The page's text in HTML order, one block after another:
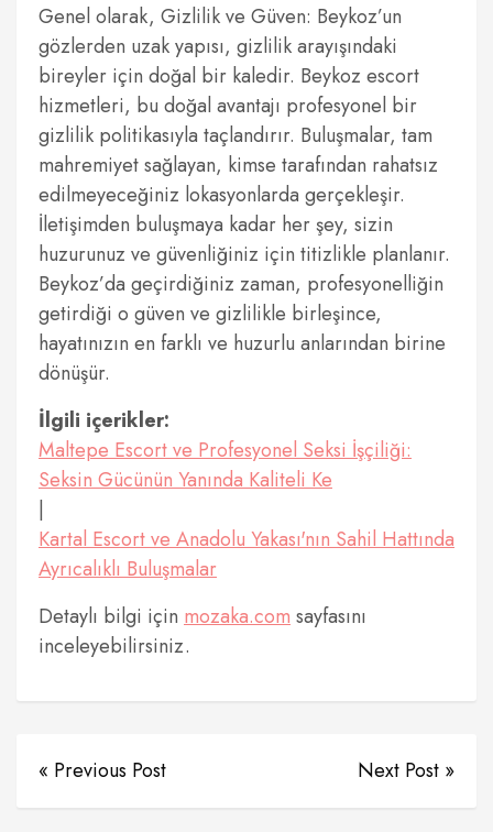
Genel olarak, Gizlilik ve Güven: Beykoz’un
gözlerden uzak yapısı, gizlilik arayışındaki
bireyler için doğal bir kaledir. Beykoz escort
hizmetleri, bu doğal avantajı profesyonel bir
gizlilik politikasıyla taçlandırır. Buluşmalar, tam
mahremiyet sağlayan, kimse tarafından rahatsız
edilmeyeceğiniz lokasyonlarda gerçekleşir.
İletişimden buluşmaya kadar her şey, sizin
huzurunuz ve güvenliğiniz için titizlikle planlanır.
Beykoz’da geçirdiğiniz zaman, profesyonelliğin
getirdiği o güven ve gizlilikle birleşince,
hayatınızın en farklı ve huzurlu anlarından birine
dönüşür.
İlgili içerikler:
Maltepe Escort ve Profesyonel Seksi İşçiliği:
Seksin Gücünün Yanında Kaliteli Ke
|
Kartal Escort ve Anadolu Yakası'nın Sahil Hattında
Ayrıcalıklı Buluşmalar
Detaylı bilgi için mozaka.com sayfasını
inceleyebilirsiniz.
« Previous Post Next Post »